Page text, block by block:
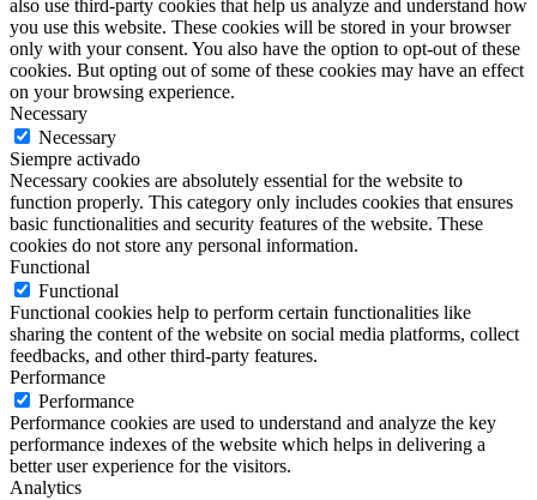
also use third-party cookies that help us analyze and understand how
you use this website. These cookies will be stored in your browser
only with your consent. You also have the option to opt-out of these
cookies. But opting out of some of these cookies may have an effect
on your browsing experience.
Necessary
Necessary
Siempre activado
Necessary cookies are absolutely essential for the website to
function properly. This category only includes cookies that ensures
basic functionalities and security features of the website. These
cookies do not store any personal information.
Functional
Functional
Functional cookies help to perform certain functionalities like
sharing the content of the website on social media platforms, collect
feedbacks, and other third-party features.
Performance
Performance
Performance cookies are used to understand and analyze the key
performance indexes of the website which helps in delivering a
better user experience for the visitors.
Analytics